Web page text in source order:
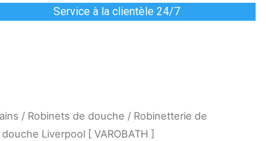
Service à la clientèle 24/7
/ Robinets de douche / Robinetterie de
Liverpool [ VAROBATH ]